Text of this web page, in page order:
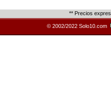
** Precios
© 2002/2022 Solo10.com